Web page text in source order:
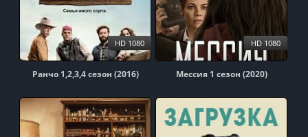
Ранчо 1,2,3,4 сезон (2016)
HD 1080
Мессия 1 сезон (2020)
HD 1080